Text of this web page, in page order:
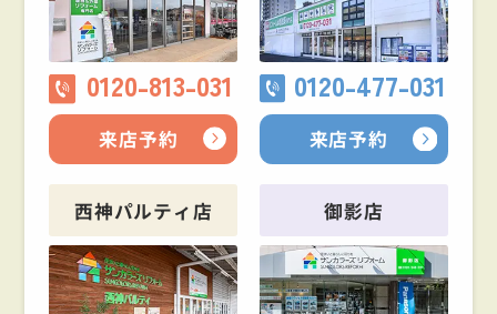
0120-813-031
来店予約
0120-477-031
来店予約
西神パルティ店 御影店